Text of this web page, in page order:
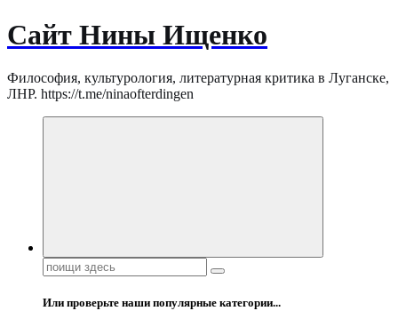
Сайт Нины Ищенко
Философия, культурология, литературная критика в Луганске,
ЛНР. https://t.me/ninaofterdingen
Поиск:
Или проверьте наши популярные категории...